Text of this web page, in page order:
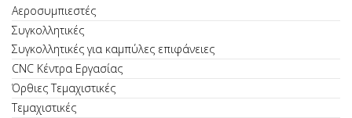
Αεροσυμπιεστές
Συγκολλητικές
Συγκολλητικές για καμπύλες επιφάνειες
CNC Κέντρα Εργασίας
Όρθιες Τεμαχιστικές
Τεμαχιστικές